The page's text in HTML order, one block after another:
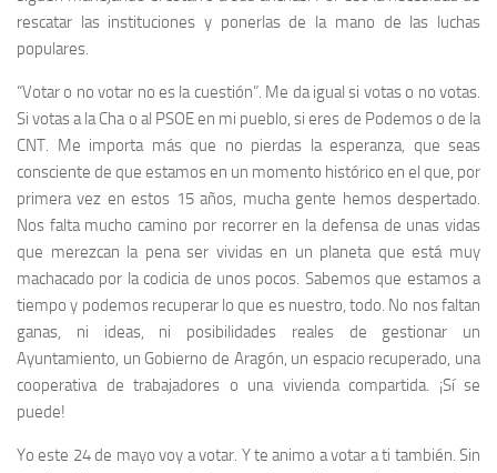
rescatar las instituciones y ponerlas de la mano de las luchas
populares.
“Votar o no votar no es la cuestión”. Me da igual si votas o no votas.
Si votas a la Cha o al PSOE en mi pueblo, si eres de Podemos o de la
CNT. Me importa más que no pierdas la esperanza, que seas
consciente de que estamos en un momento histórico en el que, por
primera vez en estos 15 años, mucha gente hemos despertado.
Nos falta mucho camino por recorrer en la defensa de unas vidas
que merezcan la pena ser vividas en un planeta que está muy
machacado por la codicia de unos pocos. Sabemos que estamos a
tiempo y podemos recuperar lo que es nuestro, todo. No nos faltan
ganas, ni ideas, ni posibilidades reales de gestionar un
Ayuntamiento, un Gobierno de Aragón, un espacio recuperado, una
cooperativa de trabajadores o una vivienda compartida. ¡Sí se
puede!
Yo este 24 de mayo voy a votar. Y te animo a votar a ti también. Sin